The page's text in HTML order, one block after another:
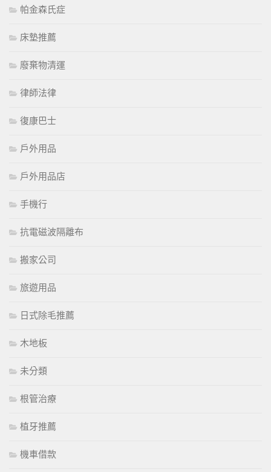
帕金森氏症
床墊推薦
廢棄物清運
律師法律
復康巴士
戶外用品
戶外用品店
手機行
抗電磁波隔離布
搬家公司
旅遊用品
日式除毛推薦
木地板
未分類
根管治療
植牙推薦
機車借款